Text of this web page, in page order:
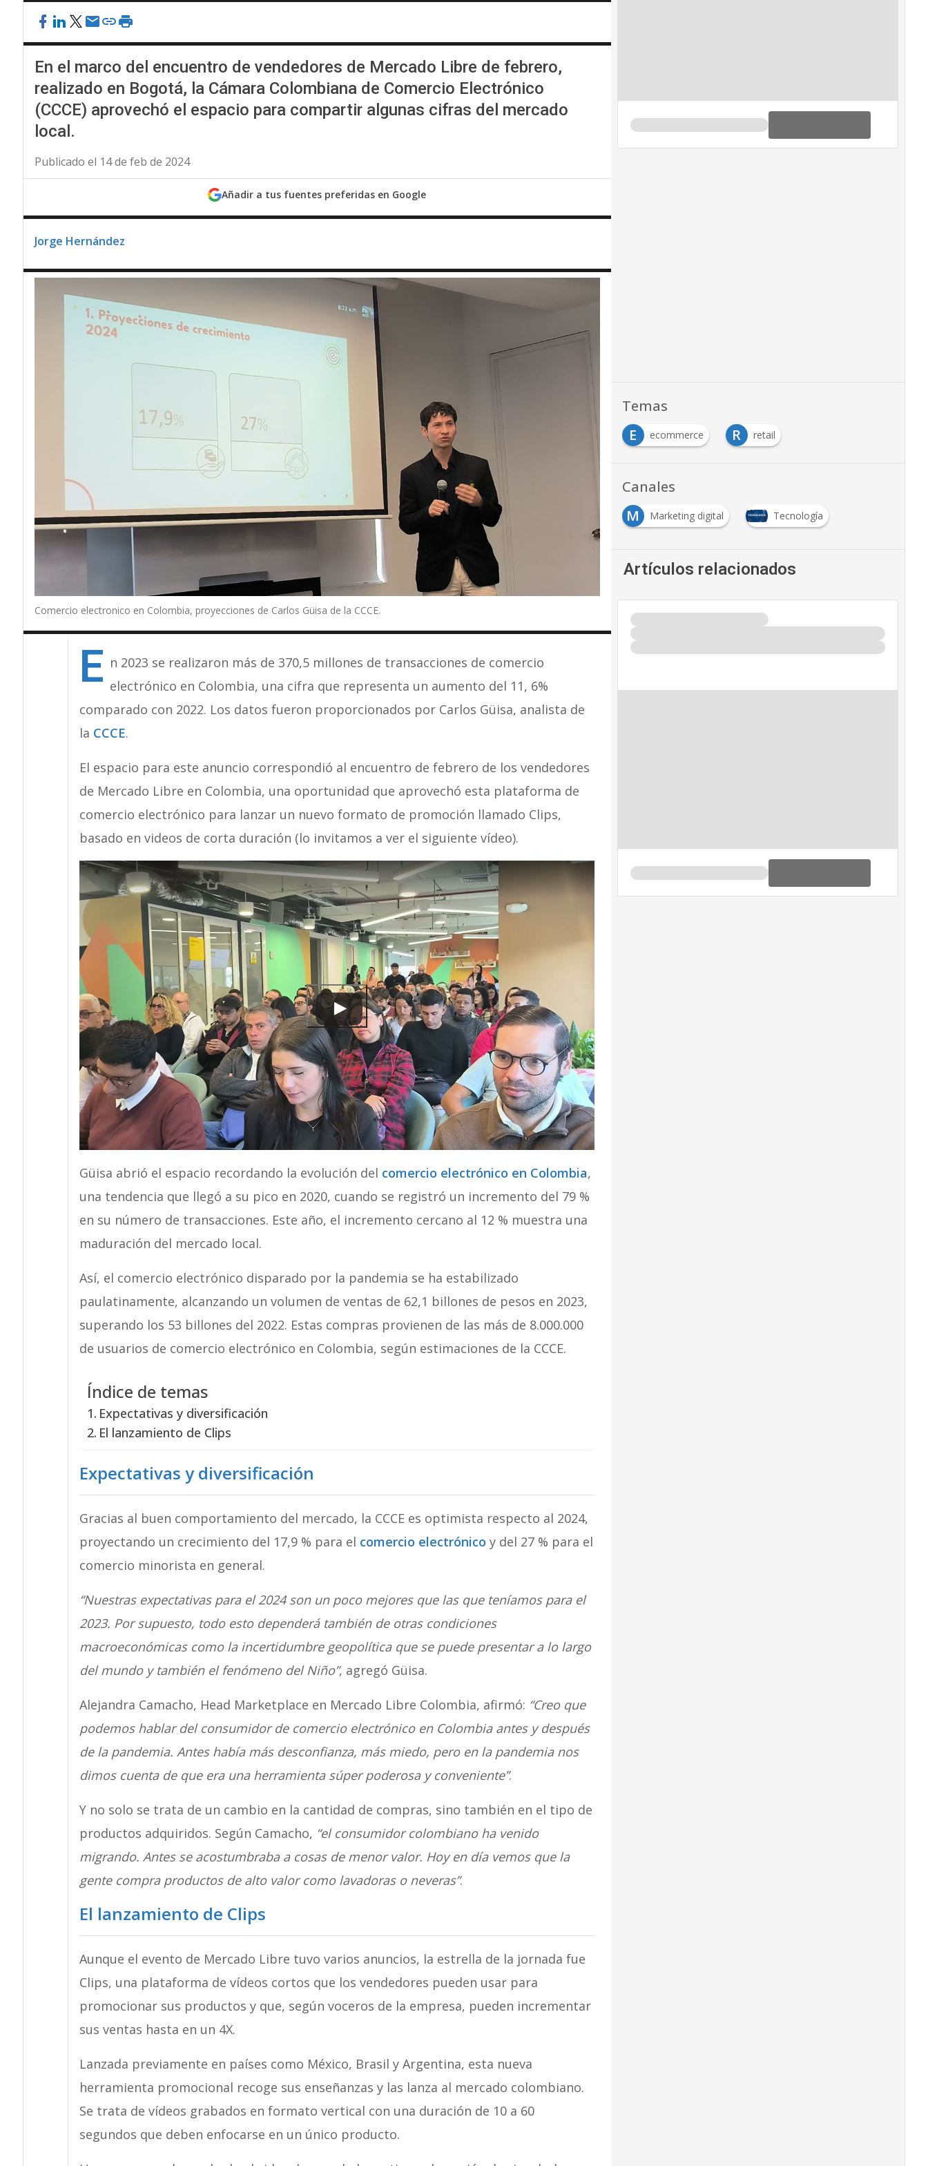
En el marco del encuentro de vendedores de Mercado Libre de febrero,
realizado en Bogotá, la Cámara Colombiana de Comercio Electrónico
(CCCE) aprovechó el espacio para compartir algunas cifras del mercado
local.
Publicado el 14 de feb de 2024
Añadir a tus fuentes preferidas en Google
Jorge Hernández
Comercio electronico en Colombia, proyecciones de Carlos Güisa de la CCCE.
E n 2023 se realizaron más de 370,5 millones de transacciones de comercio
electrónico en Colombia, una cifra que representa un aumento del 11, 6%
comparado con 2022. Los datos fueron proporcionados por Carlos Güisa, analista de
la CCCE.
El espacio para este anuncio correspondió al encuentro de febrero de los vendedores
de Mercado Libre en Colombia, una oportunidad que aprovechó esta plataforma de
comercio electrónico para lanzar un nuevo formato de promoción llamado Clips,
basado en videos de corta duración (lo invitamos a ver el siguiente vídeo).
Güisa abrió el espacio recordando la evolución del comercio electrónico en Colombia,
una tendencia que llegó a su pico en 2020, cuando se registró un incremento del 79 %
en su número de transacciones. Este año, el incremento cercano al 12 % muestra una
maduración del mercado local.
Así, el comercio electrónico disparado por la pandemia se ha estabilizado
paulatinamente, alcanzando un volumen de ventas de 62,1 billones de pesos en 2023,
superando los 53 billones del 2022. Estas compras provienen de las más de 8.000.000
de usuarios de comercio electrónico en Colombia, según estimaciones de la CCCE.
Índice de temas
Expectativas y diversificación
El lanzamiento de Clips
Expectativas y diversificación
Gracias al buen comportamiento del mercado, la CCCE es optimista respecto al 2024,
proyectando un crecimiento del 17,9 % para el comercio electrónico y del 27 % para el
comercio minorista en general.
“Nuestras expectativas para el 2024 son un poco mejores que las que teníamos para el
2023. Por supuesto, todo esto dependerá también de otras condiciones
macroeconómicas como la incertidumbre geopolítica que se puede presentar a lo largo
del mundo y también el fenómeno del Niño”, agregó Güisa.
Alejandra Camacho, Head Marketplace en Mercado Libre Colombia, afirmó: “Creo que
podemos hablar del consumidor de comercio electrónico en Colombia antes y después
de la pandemia. Antes había más desconfianza, más miedo, pero en la pandemia nos
dimos cuenta de que era una herramienta súper poderosa y conveniente”.
Y no solo se trata de un cambio en la cantidad de compras, sino también en el tipo de
productos adquiridos. Según Camacho, “el consumidor colombiano ha venido
migrando. Antes se acostumbraba a cosas de menor valor. Hoy en día vemos que la
gente compra productos de alto valor como lavadoras o neveras”.
El lanzamiento de Clips
Aunque el evento de Mercado Libre tuvo varios anuncios, la estrella de la jornada fue
Clips, una plataforma de vídeos cortos que los vendedores pueden usar para
promocionar sus productos y que, según voceros de la empresa, pueden incrementar
sus ventas hasta en un 4X.
Lanzada previamente en países como México, Brasil y Argentina, esta nueva
herramienta promocional recoge sus enseñanzas y las lanza al mercado colombiano.
Se trata de vídeos grabados en formato vertical con una duración de 10 a 60
segundos que deben enfocarse en un único producto.
Temas
E
ecommerce R retail
Canales
M
Marketing digital Tecnología
Artículos relacionados